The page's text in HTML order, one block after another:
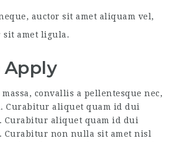
auctor sit amet aliquam vel,
sit amet ligula.
Apply
convallis a pellentesque nec,
Curabitur aliquet quam id dui
Curabitur aliquet quam id dui
Curabitur non nulla sit amet nisl